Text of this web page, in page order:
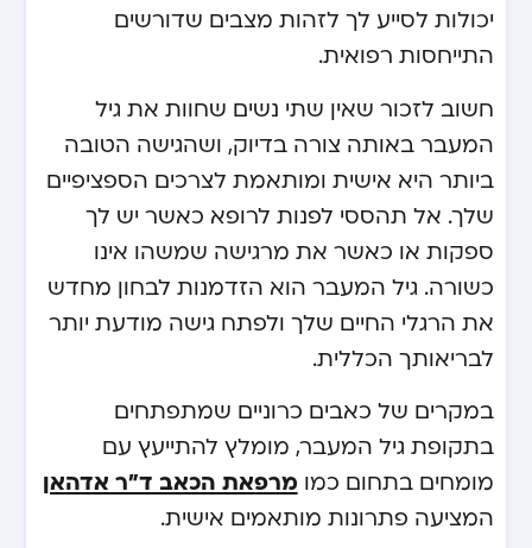
יכולות לסייע לך לזהות מצבים שדורשים
התייחסות רפואית.
חשוב לזכור שאין שתי נשים שחוות את גיל
המעבר באותה צורה בדיוק, ושהגישה הטובה
ביותר היא אישית ומותאמת לצרכים הספציפיים
שלך. אל תהססי לפנות לרופא כאשר יש לך
ספקות או כאשר את מרגישה שמשהו אינו
כשורה. גיל המעבר הוא הזדמנות לבחון מחדש
את הרגלי החיים שלך ולפתח גישה מודעת יותר
לבריאותך הכללית.
במקרים של כאבים כרוניים שמתפתחים
בתקופת גיל המעבר, מומלץ להתייעץ עם
מומחים בתחום כמו מרפאת הכאב ד”ר אדהאן
המציעה פתרונות מותאמים אישית.